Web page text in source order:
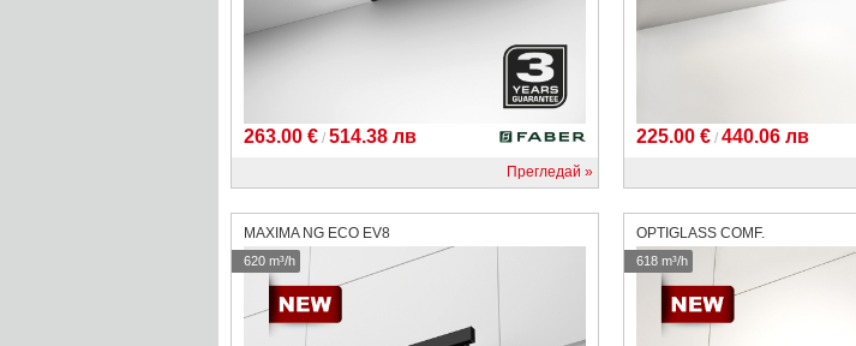
263.00 € / 514.38 лв
Прегледай
MAXIMA NG ECO EV8
620 m³/h
225.00 €/ 440.06 лв
OPTIGLASS COMF.
618 m³/h